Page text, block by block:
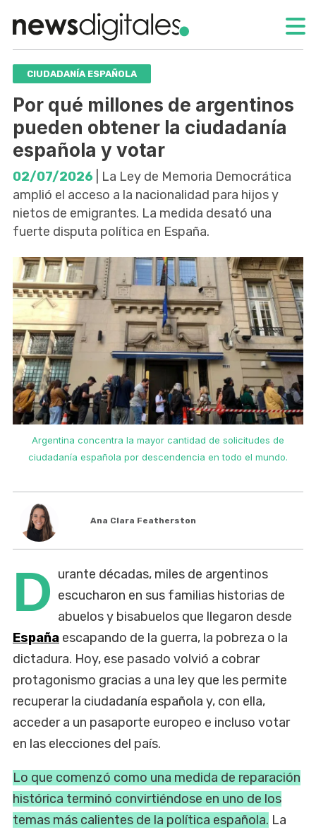
CIUDADANÍA ESPAÑOLA
Por qué millones de argentinos
pueden obtener la ciudadanía
española y votar
02/07/2026 | La Ley de Memoria Democrática
amplió el acceso a la nacionalidad para hijos y
nietos de emigrantes. La medida desató una
fuerte disputa política en España.
Argentina concentra la mayor cantidad de solicitudes de
ciudadanía española por descendencia en todo el mundo.
Ana Clara Featherston
D urante décadas, miles de argentinos
escucharon en sus familias historias de
abuelos y bisabuelos que llegaron desde
España escapando de la guerra, la pobreza o la
dictadura. Hoy, ese pasado volvió a cobrar
protagonismo gracias a una ley que les permite
recuperar la ciudadanía española y, con ella,
acceder a un pasaporte europeo e incluso votar
en las elecciones del país.
Lo que comenzó como una medida de reparación
histórica terminó convirtiéndose en uno de los
temas más calientes de la política española. La